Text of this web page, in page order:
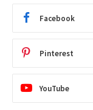
Facebook
Pinterest
YouTube